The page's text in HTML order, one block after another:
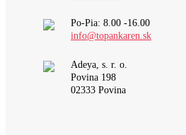
Po-Pia: 8.00 -16.00
info@topankaren.sk
Adeya, s. r. o.
Povina 198
02333 Povina